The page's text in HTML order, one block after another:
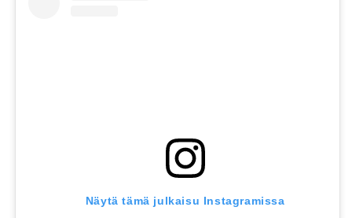
Näytä tämä julkaisu Instagramissa